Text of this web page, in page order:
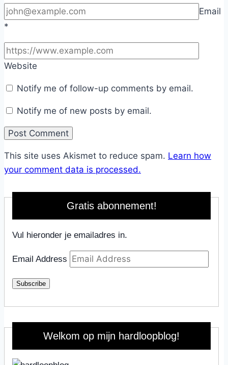
Email
*
Website
Notify me of follow-up comments by email.
Notify me of new posts by email.
This site uses Akismet to reduce spam. Learn how
your comment data is processed.
Gratis abonnement!
Vul hieronder je emailadres in.
Email Address
Subscribe
Welkom op mijn hardloopblog!